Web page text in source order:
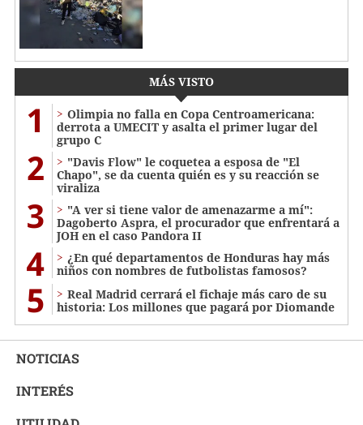
MÁS VISTO
1
Olimpia no falla en Copa Centroamericana:
derrota a UMECIT y asalta el primer lugar del
grupo C
2
"Davis Flow" le coquetea a esposa de "El
Chapo", se da cuenta quién es y su reacción se
viraliza
3
"A ver si tiene valor de amenazarme a mí":
Dagoberto Aspra, el procurador que enfrentará a
JOH en el caso Pandora II
4
¿En qué departamentos de Honduras hay más
niños con nombres de futbolistas famosos?
5
Real Madrid cerrará el fichaje más caro de su
historia: Los millones que pagará por Diomande
NOTICIAS
INTERÉS